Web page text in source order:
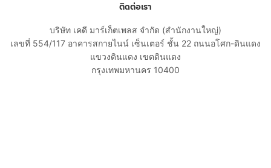
ติดต่อเรา
บริษัท เคดี มาร์เก็ตเพลส จำกัด (สำนักงานใหญ่)
เลขที่ 554/117 อาคารสกายไนน์ เซ็นเตอร์ ชั้น 22 ถนนอโศก-ดินแดง
แขวงดินแดง เขตดินแดง
กรุงเทพมหานคร 10400